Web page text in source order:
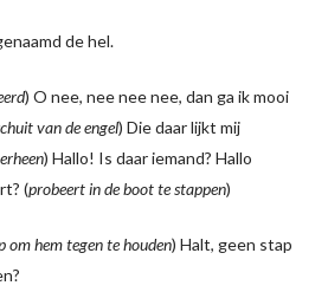
de hel.
) O nee, nee nee nee, dan ga ik mooi
van de engel) Die daar lijkt mij
) Hallo! Is daar iemand? Hallo
(probeert in de boot te stappen)
om hem tegen te houden) Halt, geen stap